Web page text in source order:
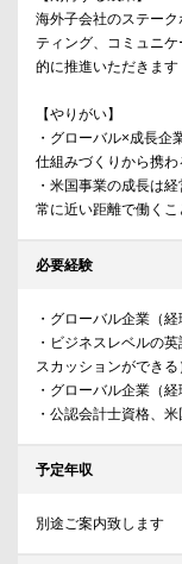
海外子会社のステー
ティング、コミュニ
的に推進いただきます
【やりがい】
・グローバル×成長企
仕組みづくりから携
・米国事業の成長は
常に近い距離で働く
必要経験
・グローバル企業（
・ビジネスレベルの
スカッションができる
・グローバル企業（
・公認会計士資格、
予定年収
別途ご案内致します